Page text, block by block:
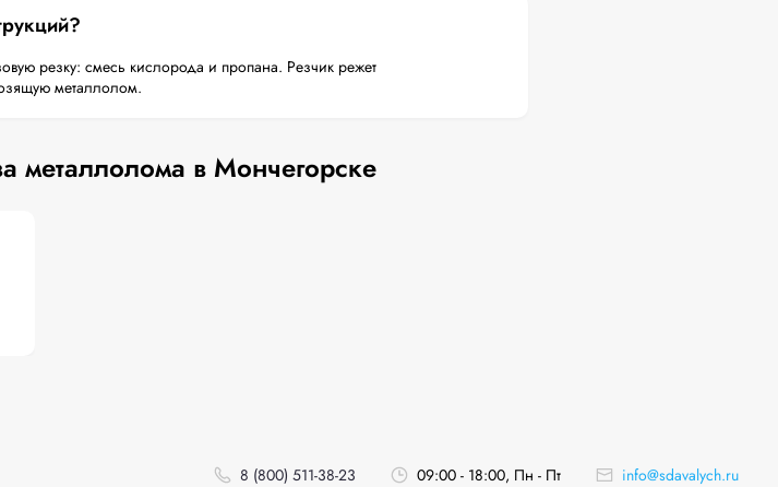
резку: смесь кислорода и пропана. Резчик режет
металлолом.
металлолома в Мончегорске
8 (800) 511-38-23 09:00 - 18:00, Пн - Пт info@sdavalych.ru